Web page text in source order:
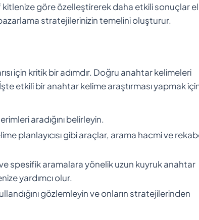
göre özelleştirerek daha etkili sonuçlar
stratejilerinizin temelini oluşturur.
için kritik bir adımdır. Doğru anahtar kelimeleri
etkili bir anahtar kelime araştırması yapmak
aradığını belirleyin.
planlayıcısı gibi araçlar, arama hacmi ve
spesifik aramalara yönelik uzun kuyruk anahtar
yardımcı olur.
gözlemleyin ve onların stratejilerinden